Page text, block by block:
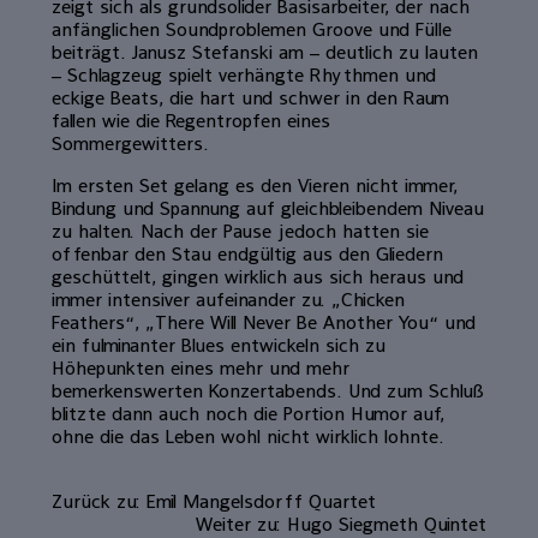
zeigt sich als grundsolider Basisarbeiter, der nach
anfänglichen Soundproblemen Groove und Fülle
beiträgt. Janusz Stefanski am – deutlich zu lauten
– Schlagzeug spielt verhängte Rhythmen und
eckige Beats, die hart und schwer in den Raum
fallen wie die Regentropfen eines
Sommergewitters.
Im ersten Set gelang es den Vieren nicht immer,
Bindung und Spannung auf gleichbleibendem Niveau
zu halten. Nach der Pause jedoch hatten sie
offenbar den Stau endgültig aus den Gliedern
geschüttelt, gingen wirklich aus sich heraus und
immer intensiver aufeinander zu. „Chicken
Feathers“, „There Will Never Be Another You“ und
ein fulminanter Blues entwickeln sich zu
Höhepunkten eines mehr und mehr
bemerkenswerten Konzertabends. Und zum Schluß
blitzte dann auch noch die Portion Humor auf,
ohne die das Leben wohl nicht wirklich lohnte.
Zurück zu: Emil Mangelsdorff Quartet
Weiter zu: Hugo Siegmeth Quintet